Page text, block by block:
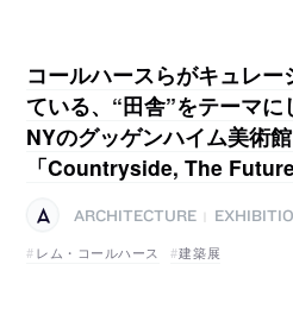
コールハースらがキュレー
ている、“田舎”をテーマに
NYのグッゲンハイム美術
「Countryside, The
ARCHITECTURE
レム・コールハース
建築展